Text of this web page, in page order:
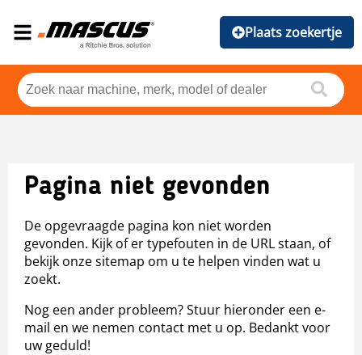
Plaats zoekertje
Pagina niet gevonden
De opgevraagde pagina kon niet worden
gevonden. Kijk of er typefouten in de URL staan, of
bekijk onze sitemap om u te helpen vinden wat u
zoekt.
Nog een ander probleem? Stuur hieronder een e-
mail en we nemen contact met u op. Bedankt voor
uw geduld!